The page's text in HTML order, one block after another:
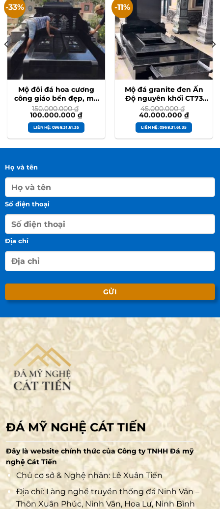
-33%
Mộ đôi đá hoa cương
công giáo bền đẹp, mộ
thiên chúa cao cấp
#modoidahoacuong
150.000.000₫
Giá
gốc
là:
150.000.000 ₫.
100.000.000₫Giá
hiện
tại
là:
100.000.000 ₫.
LIÊN HỆ: 0968.31.61.35
-11%
Mộ đá granite đen Ấn
Độ nguyên khối CT73
thi công tại Thái Bình
#modadenando
45.000.000₫
Giá
gốc
là:
45.000.000 ₫.
40.000.000₫Giá
hiện
tại
là:
LIÊN HỆ: 0968.31.61.35
Họ và tên
Số điện thoại
Địa chỉ
ĐÁ MỸ NGHỆ CÁT TIẾN
Đây là website chính thức của Công ty TNHH Đá mỹ
nghệ Cát Tiến
Chủ cơ sở & Nghệ nhân: Lê Xuân Tiến
Địa chỉ: Làng nghề truyền thống đá Ninh Vân –
Thôn Xuân Phúc, Ninh Vân, Hoa Lư, Ninh Bình